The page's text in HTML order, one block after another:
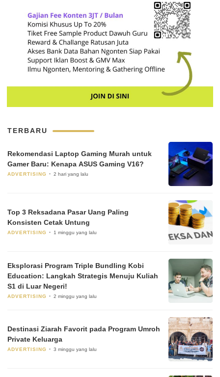
TERBARU
Rekomendasi Laptop Gaming Murah untuk
Gamer Baru: Kenapa ASUS Gaming V16?
ADVERTISING 2 hari yang lalu
Top 3 Reksadana Pasar Uang Paling
Konsisten Cetak Untung
ADVERTISING 1 minggu yang lalu
Eksplorasi Program Triple Bundling Kobi
Education: Langkah Strategis Menuju Kuliah
S1 di Luar Negeri!
ADVERTISING 2 minggu yang lalu
Destinasi Ziarah Favorit pada Program Umroh
Private Keluarga
ADVERTISING 3 minggu yang lalu